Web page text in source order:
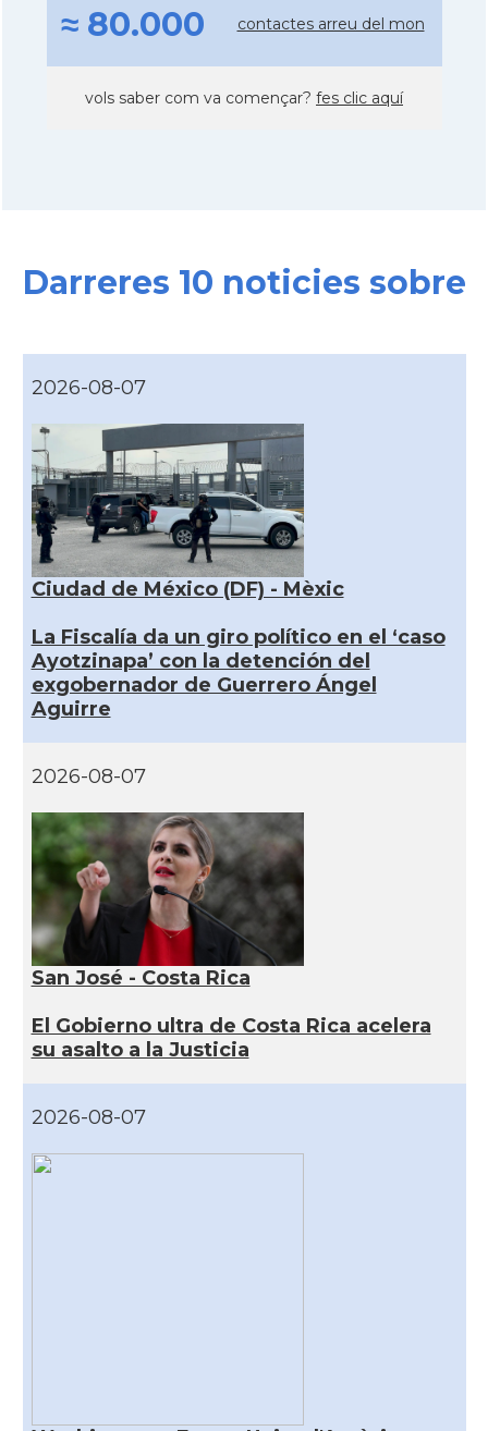
≈ 80.000 contactes arreu del mon
vols saber com va començar? fes clic aquí
Darreres 10 noticies sobre
2026-08-07
Ciudad de México (DF) - Mèxic
La Fiscalía da un giro político en el ‘caso
Ayotzinapa’ con la detención del
exgobernador de Guerrero Ángel
Aguirre
2026-08-07
San José - Costa Rica
El Gobierno ultra de Costa Rica acelera
su asalto a la Justicia
2026-08-07